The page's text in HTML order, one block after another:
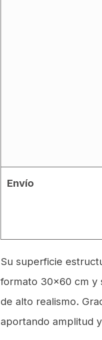
Envío
Su superficie
formato 30x60 cm y
de alto realismo.
aportando amplitud